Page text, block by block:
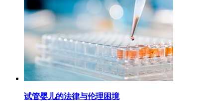
试管婴儿的法律与伦理困境